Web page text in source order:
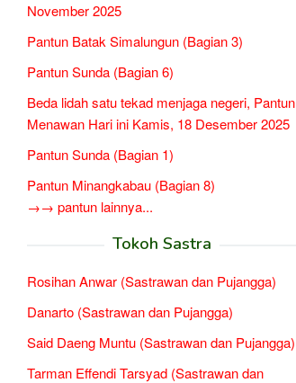
November 2025
Pantun Batak Simalungun (Bagian 3)
Pantun Sunda (Bagian 6)
Beda lidah satu tekad menjaga negeri, Pantun
Menawan Hari ini Kamis, 18 Desember 2025
Pantun Sunda (Bagian 1)
Pantun Minangkabau (Bagian 8)
→→ pantun lainnya...
Tokoh Sastra
Rosihan Anwar (Sastrawan dan Pujangga)
Danarto (Sastrawan dan Pujangga)
Said Daeng Muntu (Sastrawan dan Pujangga)
Tarman Effendi Tarsyad (Sastrawan dan